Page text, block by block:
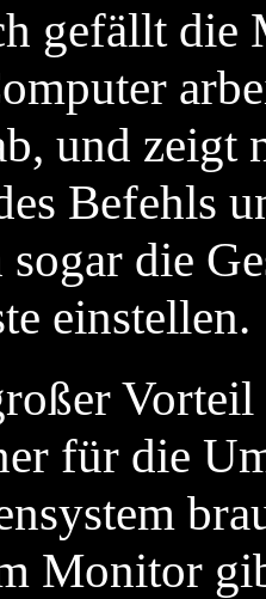
gefällt die
und zeigt
Befehls
die
einstellen.
für die
Monitor